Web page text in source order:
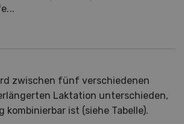
zwischen fünf verschiedenen
Laktation unterschieden,
kombinierbar ist (siehe Tabelle).